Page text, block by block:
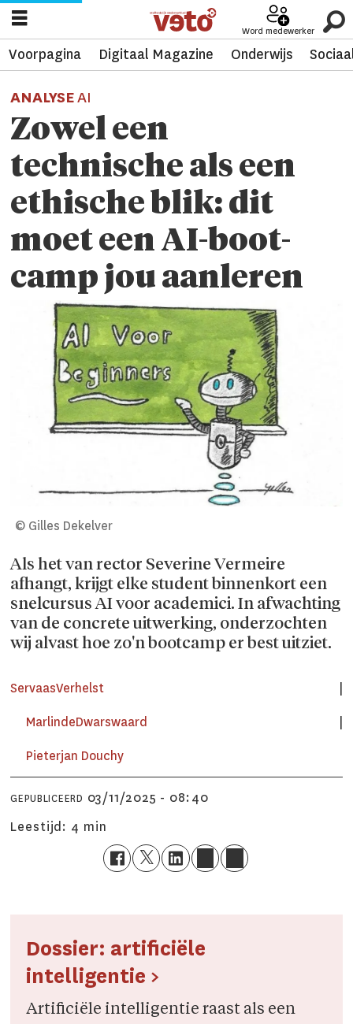
Word medewerker
Voorpagina Digitaal Magazine Onderwijs
ANALYSEAI
Zowel een
technische als een
ethische blik: dit
moet een AI-boot­
camp jou aanleren
© Gilles Dekelver
Als het van rector Severine Vermeire
afhangt, krijgt elke student binnenkort een
snelcursus AI voor academici. In afwachting
van de concrete uitwerking, onderzochten
wij alvast hoe zo'n bootcamp er best uitziet.
ServaasVerhelst
MarlindeDwarswaard
Pieterjan Douchy
GEPUBLICEERD
03/11/2025 - 08:40
Leestijd: 4 min
Dossier: artificiële
intelligentie >
Artificiële intelligentie raast als een